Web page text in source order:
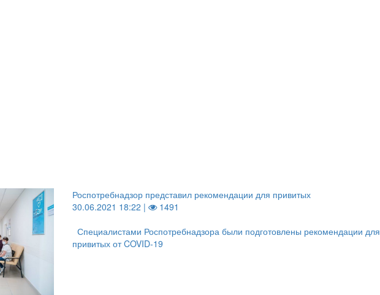
Роспотребнадзор представил рекомендации для привитых
30.06.2021 18:22 |
1491
Специалистами Роспотребнадзора были подготовлены рекомендации для
привитых от COVID-19